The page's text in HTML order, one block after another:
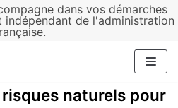
dans vos démarches
indépendant de l'administration
naturels pour